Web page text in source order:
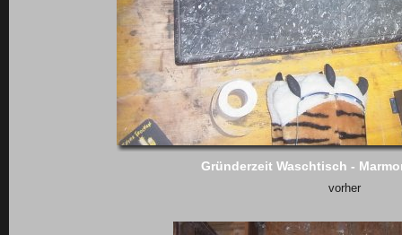
Gründerzeit Waschtisch -
vorher